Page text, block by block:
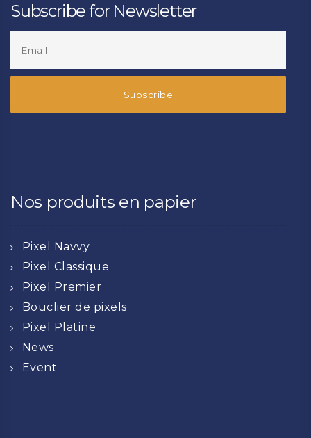
Subscribe for Newsletter
Nos produits en papier
Pixel Navvy
Pixel Classique
Pixel Premier
Bouclier de pixels
Pixel Platine
News
Event